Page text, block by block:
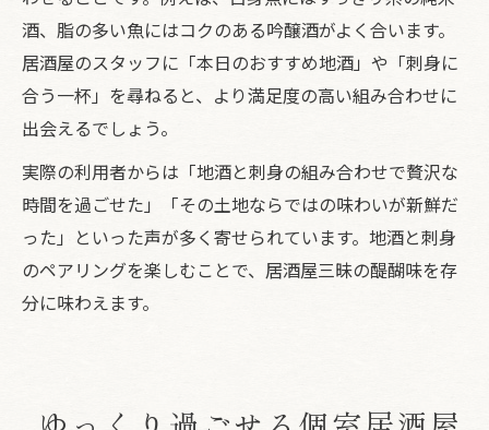
酒、脂の多い魚にはコクのある吟醸酒がよく合います。
居酒屋のスタッフに「本日のおすすめ地酒」や「刺身に
合う一杯」を尋ねると、より満足度の高い組み合わせに
出会えるでしょう。
実際の利用者からは「地酒と刺身の組み合わせで贅沢な
時間を過ごせた」「その土地ならではの味わいが新鮮だ
った」といった声が多く寄せられています。地酒と刺身
のペアリングを楽しむことで、居酒屋三昧の醍醐味を存
分に味わえます。